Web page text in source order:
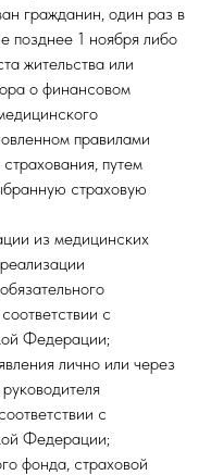
гражданин, один раз в
позднее 1 ноября либо
жительства или
о финансовом
правилами
путем
страховую
из медицинских
с
Федерации;
лично или через
с
Федерации;
фонда, страховой